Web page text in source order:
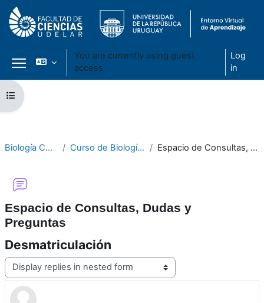
Skip to main content
Side panel
You are currently using guest
access
Log
in
Open course index
Biología Celular 2020 Curso de Biología Celular 2020 Espacio de Consultas, Dudas y Preguntas
Espacio de Consultas, Dudas y
Preguntas
Desmatriculación
Display mode